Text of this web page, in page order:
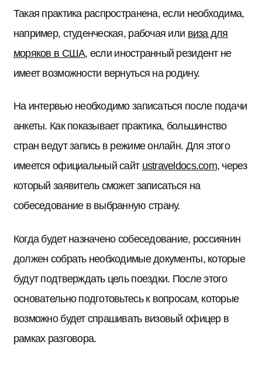
Такая практика распространена, если необходима,
например, студенческая, рабочая или виза для
моряков в США, если иностранный резидент не
имеет возможности вернуться на родину.
На интервью необходимо записаться после подачи
анкеты. Как показывает практика, большинство
стран ведут запись в режиме онлайн. Для этого
имеется официальный сайт ustraveldocs.com, через
который заявитель сможет записаться на
собеседование в выбранную страну.
Когда будет назначено собеседование, россиянин
должен собрать необходимые документы, которые
будут подтверждать цель поездки. После этого
основательно подготовьтесь к вопросам, которые
возможно будет спрашивать визовый офицер в
рамках разговора.